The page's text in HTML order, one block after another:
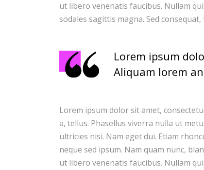
ut libero venenatis faucibus. Nullam
sodales sagittis magna. Sed
Lorem ipsum
Aliquam lorem
Lorem ipsum dolor sit amet,
a, tellus. Phasellus viverra nulla ut
ultricies nisi. Nam eget dui. Etiam
neque sed ipsum. Nam quam nunc,
ut libero venenatis faucibus. Nullam